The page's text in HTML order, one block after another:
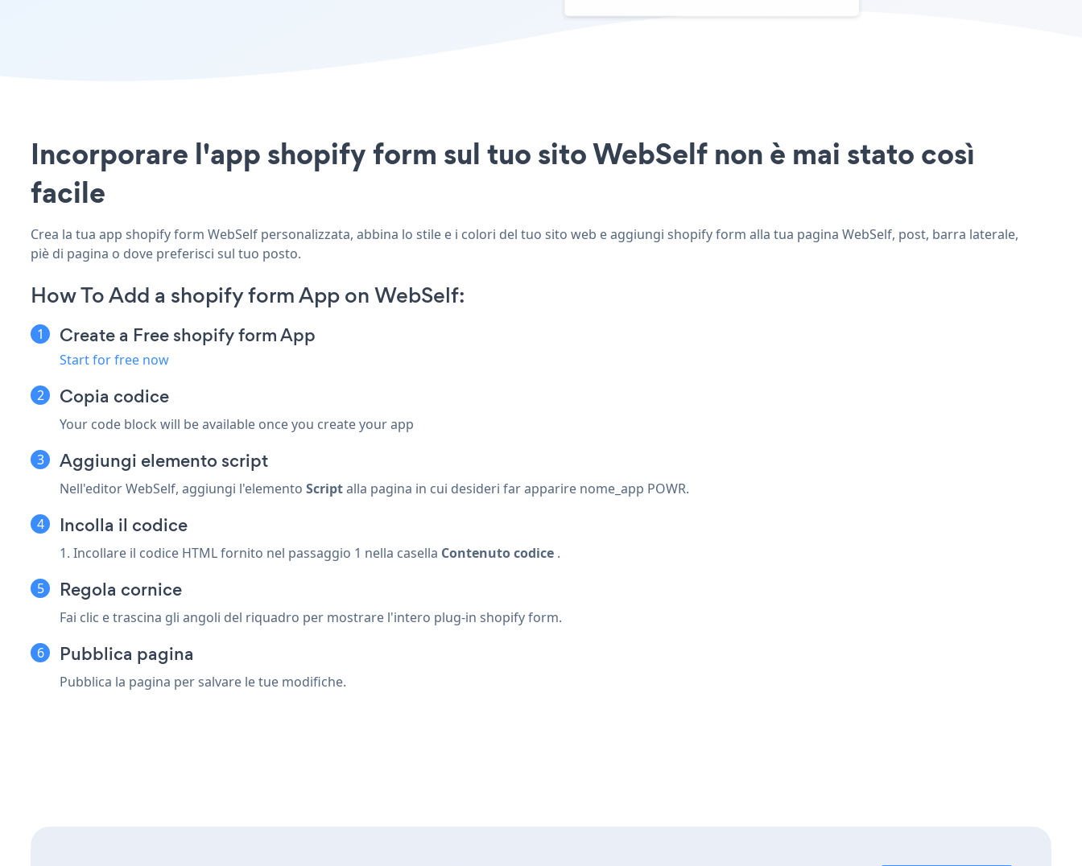
Incorporare l'app shopify form sul tuo sito WebSelf non è mai stato così
facile
Crea la tua app shopify form WebSelf personalizzata, abbina lo stile e i colori del tuo sito web e aggiungi shopify form alla tua pagina WebSelf, post, barra laterale,
piè di pagina o dove preferisci sul tuo posto.
How To Add a shopify form App on WebSelf:
Create a Free shopify form App
Start for free now
Copia codice
Your code block will be available once you create your app
Aggiungi elemento script
Nell'editor WebSelf, aggiungi l'elemento Scriptalla pagina in cui desideri far apparire nome_app POWR.
Incolla il codice
1. Incollare il codice HTML fornito nel passaggio 1 nella casella Contenuto codice .
Regola cornice
Fai clic e trascina gli angoli del riquadro per mostrare l'intero plug-in shopify form.
Pubblica pagina
Pubblica la pagina per salvare le tue modifiche.